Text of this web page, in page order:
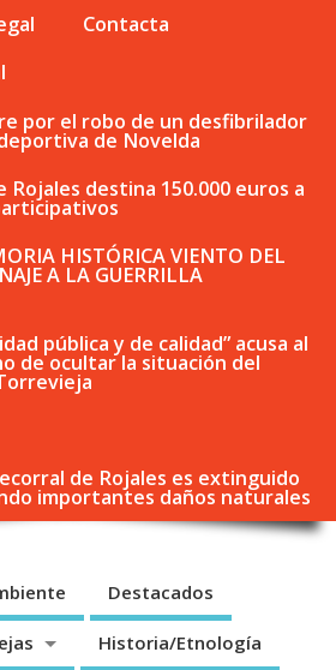
Contacta
por el robo de un desfibrilador
de Novelda
Rojales destina 150.000 euros a
HISTÓRICA VIENTO DEL
A LA GUERRILLA
pública y de calidad” acusa al
de ocultar la situación del
de Rojales es extinguido
importantes daños naturales
Destacados
Historia/Etnología